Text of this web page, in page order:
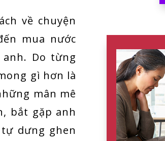
về chuyện
mua nước
Do từng
gì hơn là
mân mê
bắt gặp anh
dưng ghen